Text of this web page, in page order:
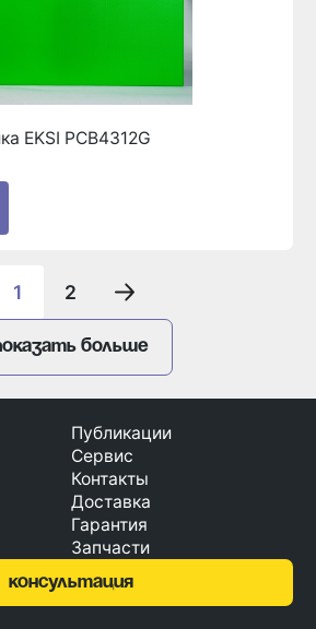
EKSI PCB4312G
1 2
больше
Публикации
Сервис
Контакты
Доставка
Гарантия
Запчасти
консультация